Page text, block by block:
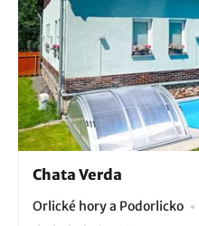
Chata Verda
Orlické hory a Podorlicko